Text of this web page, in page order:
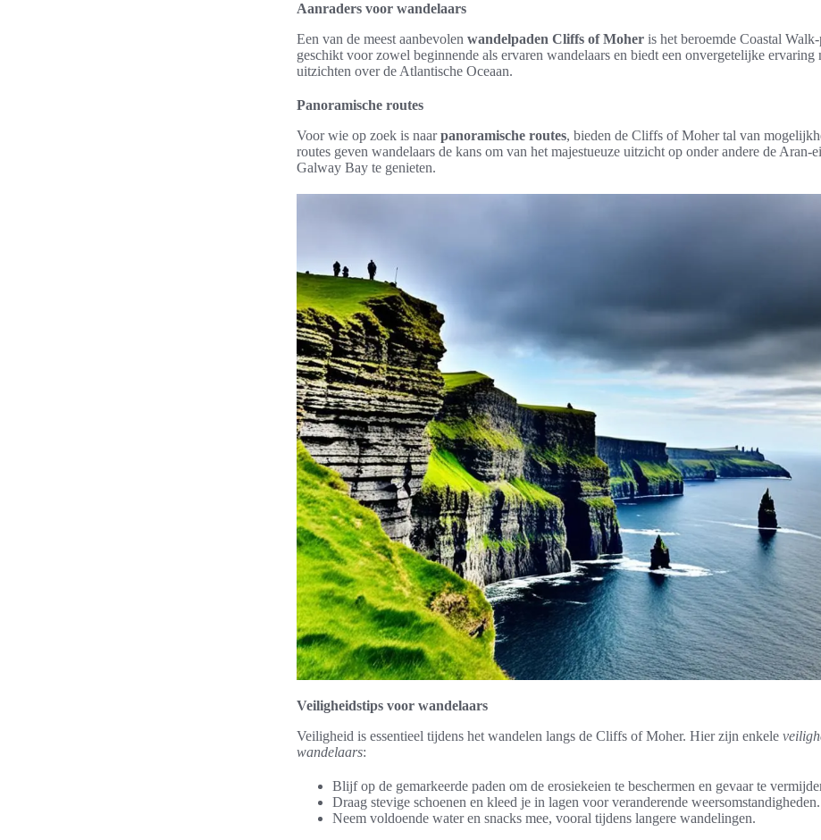
Aanraders voor wandelaars
Een van de meest aanbevolen wandelpaden Cliffs of Moher is het beroemde Coastal
geschikt voor zowel beginnende als ervaren wandelaars en biedt een onvergetelijke ervaring
uitzichten over de Atlantische Oceaan.
Panoramische routes
Voor wie op zoek is naarpanoramische routes, bieden de Cliffs of Moher tal van
routes geven wandelaars de kans om van het majestueuze uitzicht op onder andere de Aran-
Galway Bay te genieten.
Veiligheidstips voor wandelaars
Veiligheid is essentieel tijdens het wandelen langs de Cliffs of Moher. Hier zijn enkele
wandelaars:
Blijf op de gemarkeerde paden om de erosiekeien te beschermen en gevaar te
Draag stevige schoenen en kleed je in lagen voor veranderende weersomstandigheden.
Neem voldoende water en snacks mee, vooral tijdens langere wandelingen.